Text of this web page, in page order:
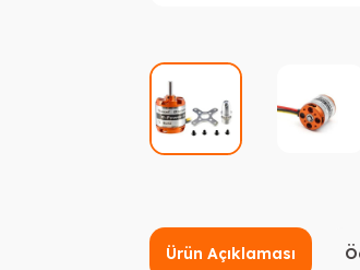
Ürün Açıklaması